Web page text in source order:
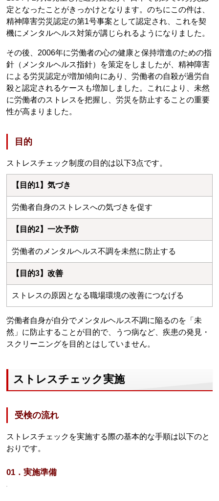
定となったことがきっかけとなります。のちにこの件は、
精神障害労災認定の第1号事案として認定され、これを契
機にメンタルヘルス対策が講じられるようになりました。
その後、2006年に労働者の心の健康と保持増進のための指
針（メンタルヘルス指針）を策定をしましたが、精神障害
による労災認定が増加傾向にあり、労働者の自殺が過労自
殺と認定されるケースも増加しました。これにより、未然
に労働者のストレスを把握し、労災を防止することの重要
性が高まりました。
目的
ストレスチェック制度の目的は以下3点です。
【目的1】気づき
労働者自身のストレスへの気づきを促す
【目的2】一次予防
労働者のメンタルヘルス不調を未然に防止する
【目的3】改善
ストレスの原因となる職場環境の改善につなげる
労働者自身が自分でメンタルヘルス不調に陥るのを「未
然」に防止することが目的で、うつ病など、疾患の発見・
スクリーニングを目的とはしていません。
ストレスチェック実施
受検の流れ
ストレスチェックを実施する際の基本的な手順は以下のと
おりです。
01．実施準備